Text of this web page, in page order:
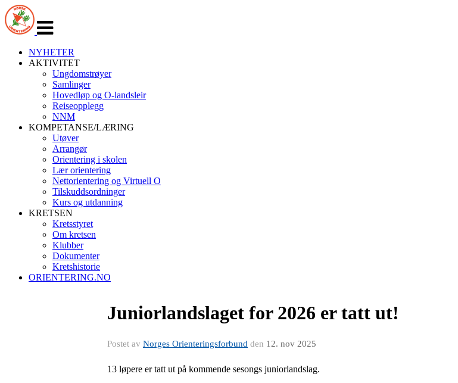
navigasjon
NYHETER
AKTIVITET
Ungdomstrøyer
Samlinger
Hovedløp og O-landsleir
Reiseopplegg
NNM
KOMPETANSE/LÆRING
Utøver
Arrangør
Orientering i skolen
Lær orientering
Nettorientering og Virtuell O
Tilskuddsordninger
Kurs og utdanning
KRETSEN
Kretsstyret
Om kretsen
Klubber
Dokumenter
Kretshistorie
ORIENTERING.NO
Juniorlandslaget for 2026 er tatt ut!
Postet av Norges Orienteringsforbund den 12. nov 2025
13 løpere er tatt ut på kommende sesongs juniorlandslag.